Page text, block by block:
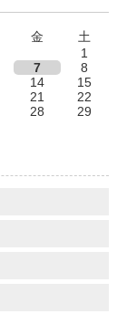
金
土
1
7
8
14
15
21
22
28
29